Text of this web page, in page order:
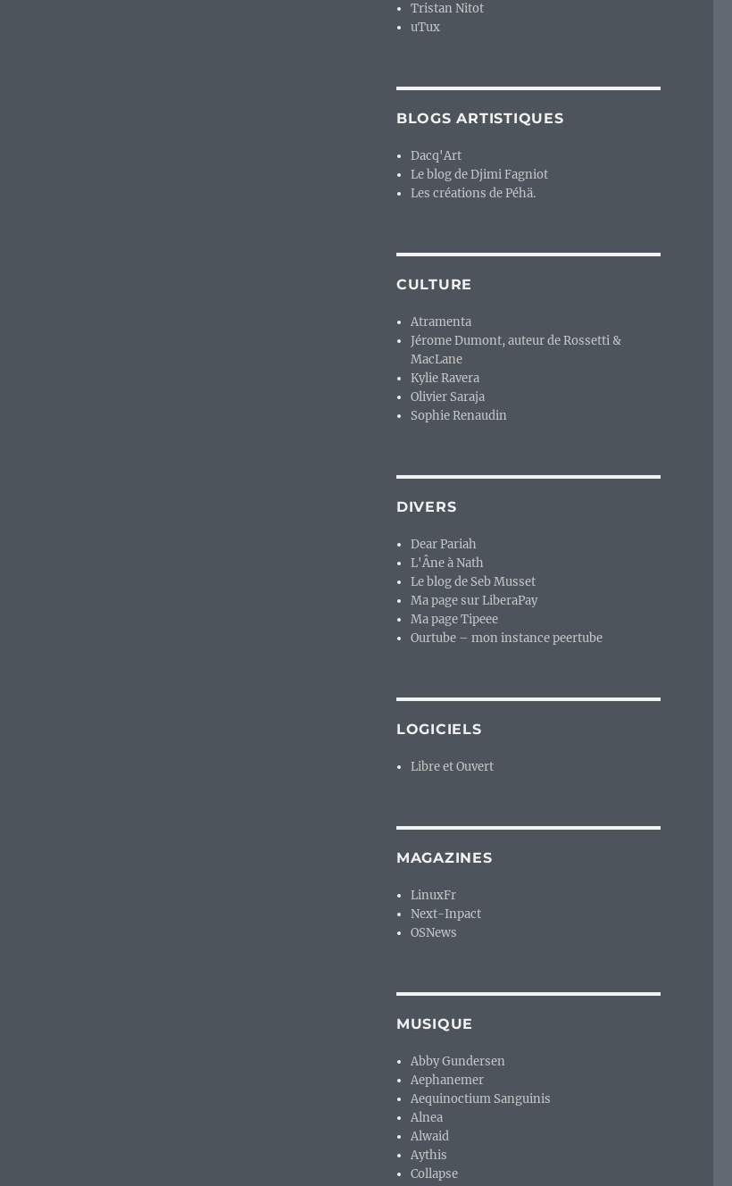
Tristan Nitot
uTux
BLOGS ARTISTIQUES
Dacq'Art
Le blog de Djimi Fagniot
Les créations de Péhä.
CULTURE
Atramenta
Jérome Dumont, auteur de Rossetti &
MacLane
Kylie Ravera
Olivier Saraja
Sophie Renaudin
DIVERS
Dear Pariah
L'Âne à Nath
Le blog de Seb Musset
Ma page sur LiberaPay
Ma page Tipeee
Ourtube – mon instance peertube
LOGICIELS
Libre et Ouvert
MAGAZINES
LinuxFr
Next-Inpact
OSNews
MUSIQUE
Abby Gundersen
Aephanemer
Aequinoctium Sanguinis
Alnea
Alwaid
Aythis
Collapse